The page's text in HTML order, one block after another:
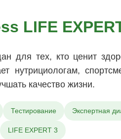
LIFE
для тех, кто ценит
нутрициологам,
качество жизни.
Тестирование Экспертная
LIFE EXPERT 3